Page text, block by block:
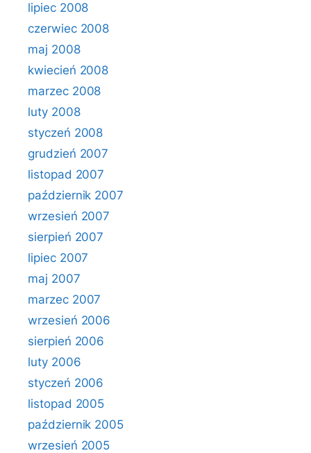
lipiec 2008
czerwiec 2008
maj 2008
kwiecień 2008
marzec 2008
luty 2008
styczeń 2008
grudzień 2007
listopad 2007
październik 2007
wrzesień 2007
sierpień 2007
lipiec 2007
maj 2007
marzec 2007
wrzesień 2006
sierpień 2006
luty 2006
styczeń 2006
listopad 2005
październik 2005
wrzesień 2005